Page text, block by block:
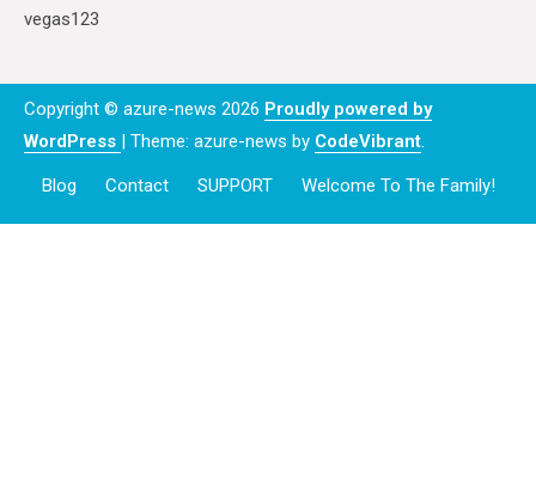
vegas123
Copyright © azure-news 2026 Proudly powered by
WordPress | Theme: azure-news by CodeVibrant.
Blog Contact SUPPORT Welcome To The Family!